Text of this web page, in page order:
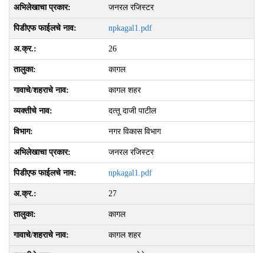
जनरल रजिस्टर
npkagal1.pdf
26
कागल
कागल शहर
दत्‍तू दाजी पाटील
नगर विकास विभाग
जनरल रजिस्टर
npkagal1.pdf
27
कागल
कागल शहर